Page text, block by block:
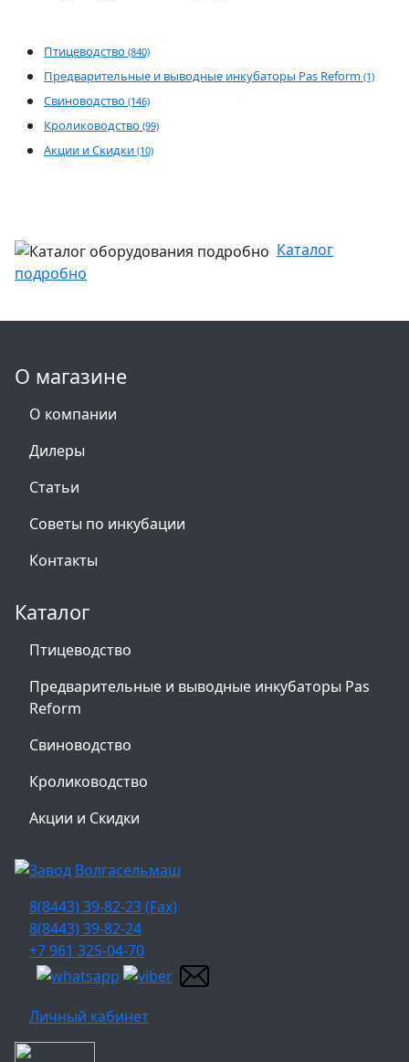
Птицеводство (840)
Предварительные и выводные инкубаторы Pas Reform (1)
Свиноводство (146)
Кролиководство (99)
Акции и Скидки (10)
Каталог
подробно
О магазине
О компании
Дилеры
Статьи
Советы по инкубации
Контакты
Каталог
Птицеводство
Предварительные и выводные инкубаторы Pas
Reform
Свиноводство
Кролиководство
Акции и Скидки
8(8443) 39-82-23 (Fax)
8(8443) 39-82-24
+7 961 325-04-70
Личный кабинет